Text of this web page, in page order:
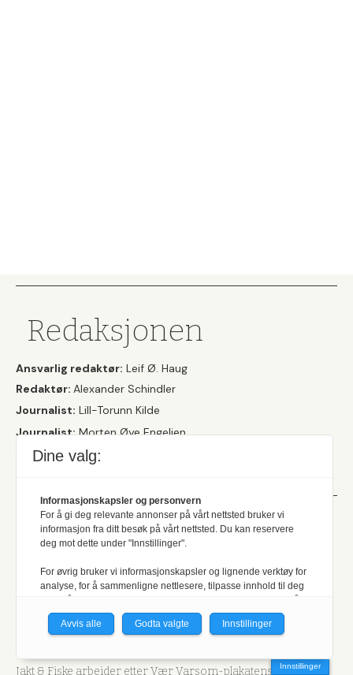
Redaksjonen
Ansvarlig redaktør: Leif Ø. Haug
Redaktør: Alexander Schindler
Journalist: Lill-Torunn Kilde
Journalist:Morten Øye Engelien
Her finner duvåre kontaktopplysninger
Et uavhengig
medlemsblad
Her kan du lesevår formålsparagraf og hvilke retningslinjer
som ligger til grunn for produksjonen av det redaktørstyre
Jakt & Fiske arbeider etter Vær Varsom-plakatens regler for
Innstillinger
Dine valg:
Informasjonskapsler og personvern
For å gi deg relevante annonser på vårt nettsted bruker vi
informasjon fra ditt besøk på vårt nettsted. Du kan reservere
deg mot dette under "Innstillinger".
For øvrig bruker vi informasjonskapsler og lignende verktøy for
analyse, for å sammenligne nettlesere, tilpasse innhold til deg
personvernerklæring.
du få relevante annonser på nettstedene til medlemmene i
nettverket basert på informasjon fra dine besøk på tvers av
Avvis alle Godta valgte Innstillinger